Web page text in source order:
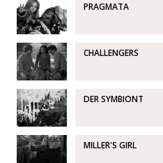
PRAGMATA
CHALLENGERS
DER SYMBIONT
MILLER'S GIRL